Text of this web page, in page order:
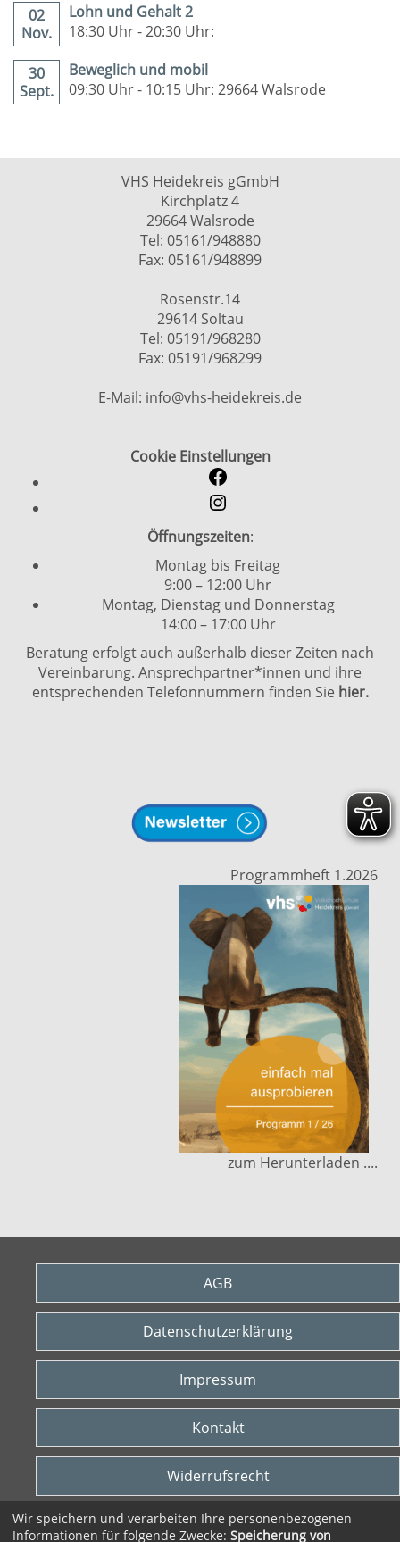
02
Nov.
Lohn und Gehalt 2
18:30 Uhr - 20:30 Uhr:
30
Sept.
Beweglich und mobil
09:30 Uhr - 10:15 Uhr: 29664 Walsrode
VHS Heidekreis gGmbH
Kirchplatz 4
29664 Walsrode
Tel: 05161/948880
Fax: 05161/948899
Rosenstr.14
29614 Soltau
Tel: 05191/968280
Fax: 05191/968299
E-Mail: info@vhs-heidekreis.de
Cookie Einstellungen
Öffnungszeiten:
Montag bis Freitag
9:00 – 12:00 Uhr
Montag, Dienstag und Donnerstag
14:00 – 17:00 Uhr
Beratung erfolgt auch außerhalb dieser Zeiten nach
Vereinbarung. Ansprechpartner*innen und ihre
entsprechenden Telefonnummern finden Sie hier.
Programmheft 1.2026
zum Herunterladen ....
AGB
Datenschutzerklärung
Impressum
Kontakt
Widerrufsrecht
Vertrag widerrufen
Wir speichern und verarbeiten Ihre personenbezogenen
Informationen für folgende Zwecke: Speicherung von